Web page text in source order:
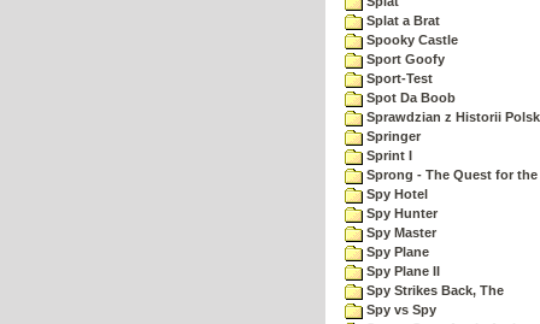
Splat a Brat
Spooky Castle
Sport Goofy
Sport-Test
Spot Da Boob
Sprawdzian z Historii
Springer
Sprint I
Sprong - The Quest for
Spy Hotel
Spy Hunter
Spy Master
Spy Plane
Spy Plane II
Spy Strikes Back, The
Spy vs Spy